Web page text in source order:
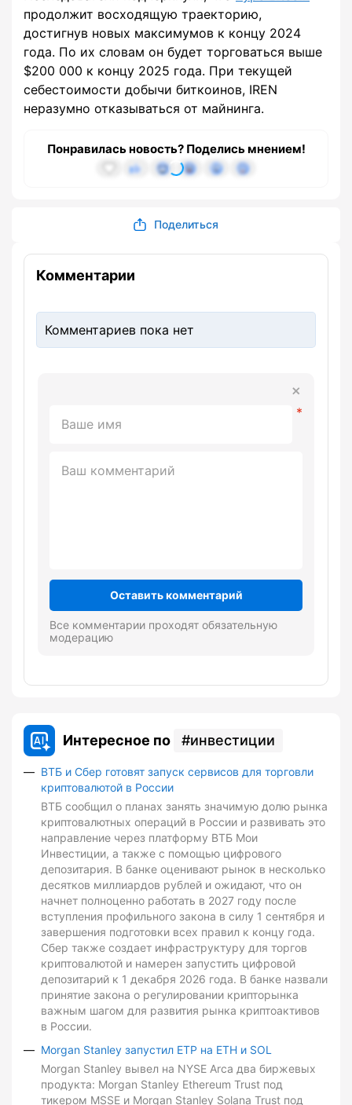
продолжит восходящую траекторию,
достигнув новых максимумов к концу 2024
года. По их словам он будет торговаться выше
$200 000 к концу 2025 года. При текущей
себестоимости добычи биткоинов, IREN
неразумно отказываться от майнинга.
Понравилась новость? Поделись мнением!
Поделиться
Комментарии
Комментариев пока нет
Оставить комментарий
Все комментарии проходят обязательную
модерацию
Интересное по инвестиции
ВТБ и Сбер готовят запуск сервисов для торговли
криптовалютой в России
ВТБ сообщил о планах занять значимую долю рынка
криптовалютных операций в России и развивать это
направление через платформу ВТБ Мои
Инвестиции, а также с помощью цифрового
депозитария. В банке оценивают рынок в несколько
десятков миллиардов рублей и ожидают, что он
начнет полноценно работать в 2027 году после
вступления профильного закона в силу 1 сентября и
завершения подготовки всех правил к концу года.
Сбер также создает инфраструктуру для торгов
криптовалютой и намерен запустить цифровой
депозитарий к 1 декабря 2026 года. В банке назвали
принятие закона о регулировании крипторынка
важным шагом для развития рынка криптоактивов
в России.
Morgan Stanley запустил ETP на ETH и SOL
Morgan Stanley вывел на NYSE Arca два биржевых
продукта: Morgan Stanley Ethereum Trust под
тикером MSSE и Morgan Stanley Solana Trust под